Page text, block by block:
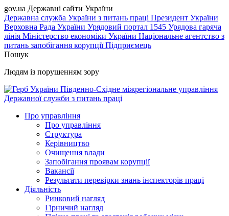
gov.ua Державні сайти України
Державна служба України з питань праці Президент України
Верховна Рада України Урядовий портал 1545 Урядова гаряча
лінія Міністерство економіки України Національне агентство з
питань запобігання корупціїПідприємець
Пошук
Людям із порушенням зору
Південно-Східне міжрегіональне управління
Державної служби з питань праці
Про управління
Про управління
Структура
Керівництво
Очищення влади
Запобігання проявам корупції
Вакансії
Результати перевірки знань інспекторів праці
Діяльність
Ринковий нагляд
Гірничий нагляд